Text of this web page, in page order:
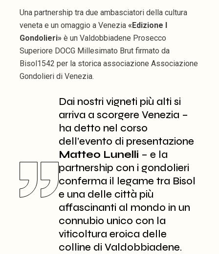
Una partnership tra due ambasciatori della cultura
veneta e un omaggio a Venezia«Edizione I
Gondolieri» è un Valdobbiadene Prosecco
Superiore DOCG Millesimato Brut firmato da
Bisol1542 per la storica associazione Associazione
Gondolieri di Venezia.
Dai nostri vigneti più alti si
arriva a scorgere Venezia –
ha detto nel corso
dell’evento di presentazione
Matteo Lunelli – e la
partnership con i gondolieri
conferma il legame tra Bisol
e una delle città più
affascinanti al mondo in un
connubio unico con la
viticoltura eroica delle
colline di Valdobbiadene.